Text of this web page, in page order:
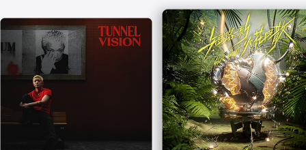
口
中
打
开)